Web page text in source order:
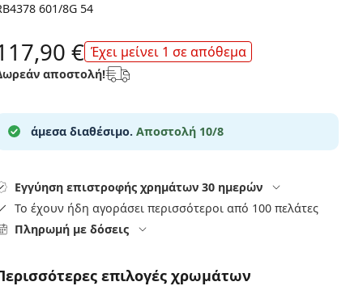
601/8G 54
€ Έχει μείνει 1 σε απόθεμα
αποστολή!
άμεσα διαθέσιμο. Αποστολή 10/8
Εγγύηση επιστροφής χρημάτων 30 ημερών
Το έχουν ήδη αγοράσει περισσότεροι από 100 πελάτες
Πληρωμή με δόσεις
επιλογές χρωμάτων